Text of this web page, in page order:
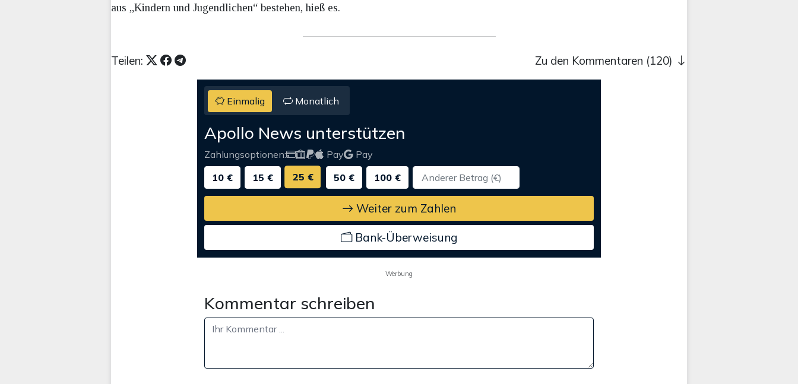
aus „Kindern und Jugendlichen“ bestehen, hieß es.
Teilen: Zu den Kommentaren (120)
Einmalig Monatlich
Apollo News unterstützen
Zahlungsoptionen: Pay
Pay
10 €
15 € 25 € 50 € 100 €
Weiter zum Zahlen
Bank-Überweisung
Werbung
Kommentar schreiben